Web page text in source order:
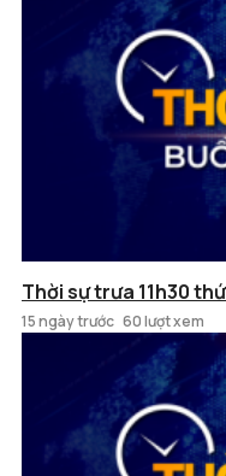
Thời sự trưa 11h30
15 ngày trước 60 lượt xem